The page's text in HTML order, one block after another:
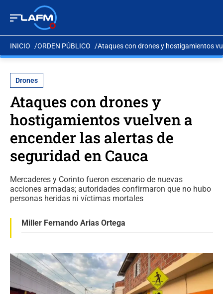
INICIO ORDEN PÚBLICO Ataques con drones y hostigamientos
Drones
Ataques con drones y
hostigamientos vuelven a
encender las alertas de
seguridad en Cauca
Mercaderes y Corinto fueron escenario de nuevas
acciones armadas; autoridades confirmaron que no hubo
personas heridas ni víctimas mortales
Miller Fernando Arias Ortega